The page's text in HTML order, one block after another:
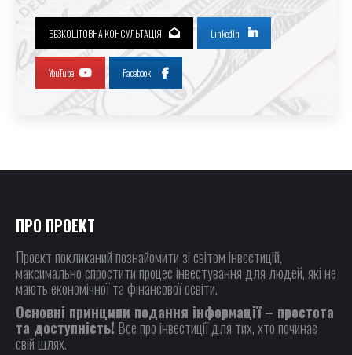
БЕЗКОШТОВНА КОНСУЛЬТАЦІЯ LinkedIn
YouTube Facebook
ПРО ПРОЕКТ
Проект покликаний познайомити зі світом інвестицій,
максимально спростити процес інвестування для людей, які не
мають економічної та фінансової освіти.
Основні принципи подання інформації – простота
та доступність! Все про інвестиції для тих, хто починає
свій шлях.